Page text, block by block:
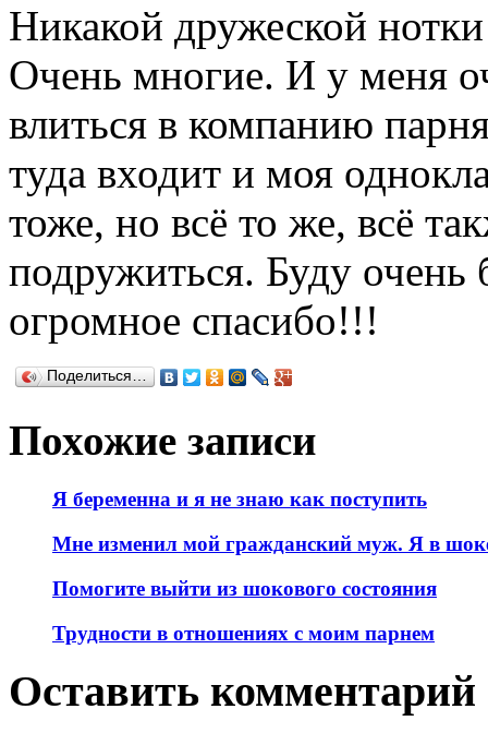
Никакой дружеской
Очень многие. И у меня
влиться в компанию
туда входит и моя
тоже, но всё то же, всё
подружиться. Буду очень
огромное спасибо!!!
Поделиться…
Похожие записи
Я беременна и я не знаю как поступить
Мне изменил мой гражданский муж. Я в
Помогите выйти из шокового состояния
Трудности в отношениях с моим парнем
Оставить комментарий